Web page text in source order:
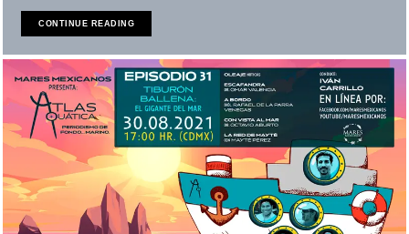
CONTINUE READING